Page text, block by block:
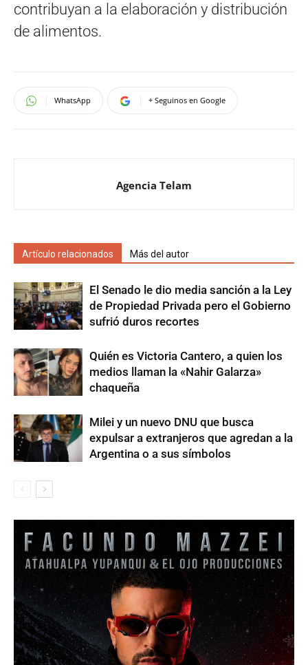
contribuyan a la elaboración y distribución
de alimentos.
WhatsApp + Seguinos en Google
Agencia Telam
Artículo relacionados Más del autor
El Senado le dio media sanción a la Ley
de Propiedad Privada pero el Gobierno
sufrió duros recortes
Quién es Victoria Cantero, a quien los
medios llaman la «Nahir Galarza»
chaqueña
Milei y un nuevo DNU que busca
expulsar a extranjeros que agredan a la
Argentina o a sus símbolos